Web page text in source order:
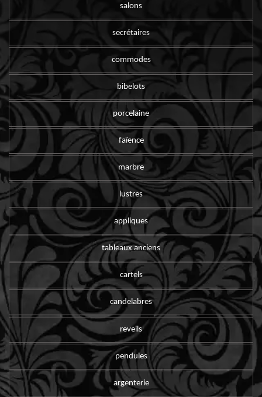
salons
secrétaires
commodes
bibelots
porcelaine
faïence
marbre
lustres
appliques
tableaux anciens
cartels
candelabres
reveils
pendules
argenterie